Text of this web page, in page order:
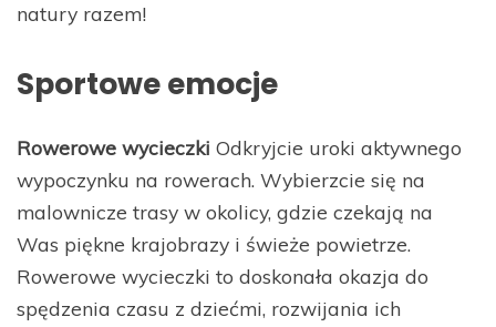
natury razem!
Sportowe emocje
Rowerowe wycieczki Odkryjcie uroki aktywnego
wypoczynku na rowerach. Wybierzcie się na
malownicze trasy w okolicy, gdzie czekają na
Was piękne krajobrazy i świeże powietrze.
Rowerowe wycieczki to doskonała okazja do
spędzenia czasu z dziećmi, rozwijania ich